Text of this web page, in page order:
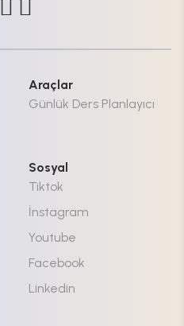
Araçlar
Günlük Ders Planlayıcı
Sosyal
Tiktok
İnstagram
Youtube
Facebook
Linkedin